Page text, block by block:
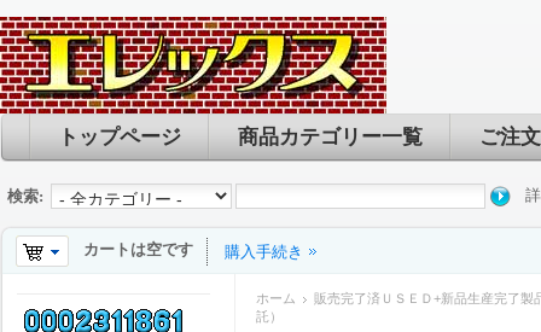
トップページ 商品カテゴリー一覧 ご注
検索:
カートは空です 購入手続き
ホーム
販売完了済ＵＳＥＤ+新品生産完了製
託）